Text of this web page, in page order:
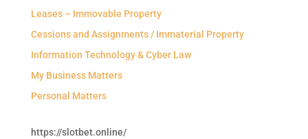
Leases – Immovable Property
Cessions and Assignments / Immaterial Property
Information Technology & Cyber Law
My Business Matters
Personal Matters
https://slotbet.online/